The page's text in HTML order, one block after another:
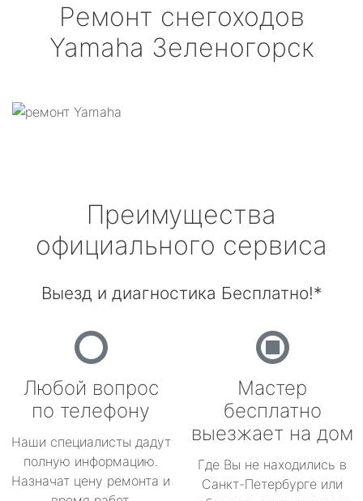
Ремонт снегоходов
Yamaha Зеленогорск
Преимущества
официального сервиса
Выезд и диагностика Бесплатно!*
Любой вопрос
по телефону
Наши специалисты дадут
полную информацию.
Назначат цену ремонта и
Мастер
бесплатно
выезжает на дом
Где Вы не находились в
Санкт-Петербурге или